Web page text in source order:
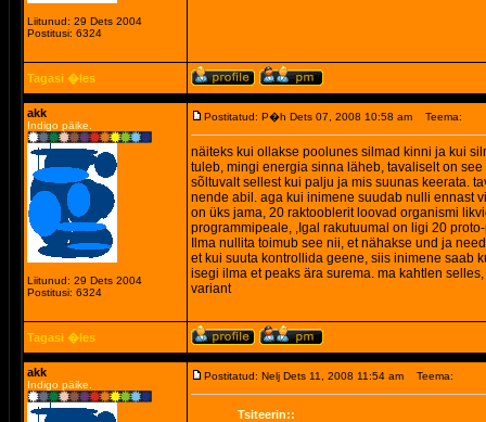
Liitunud: 29 Dets 2004
Postitusi: 6324
Tagasi �les
akk
Indigo päike.
Liitunud: 29 Dets 2004
Postitusi: 6324
Postitatud: P�h Dets 07, 2008 10:58 am Teema:
näiteks kui ollakse poolunes silmad kinni ja kui
tuleb, mingi energia sinna läheb, tavaliselt on
sõltuvalt sellest kui palju ja mis suunas keerata.
nende abil. aga kui inimene suudab nulli ennast
on üks jama, 20 raktooblerit loovad organismi
programmipeale, ,Igal rakutuumal on ligi 20
Ilma nullita toimub see nii, et nähakse und ja
et kui suuta kontrollida geene, siis inimene saab
isegi ilma et peaks ära surema. ma kahtlen
variant
Tagasi �les
akk
Indigo päike.
Postitatud: Nelj Dets 11, 2008 11:54 am Teema:
Tsiteerin::